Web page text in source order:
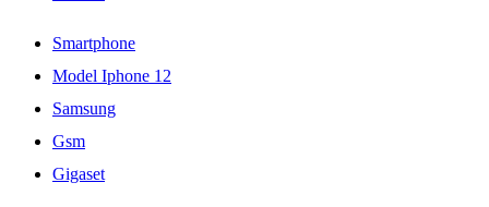
Smartphone
Model Iphone 12
Samsung
Gsm
Gigaset